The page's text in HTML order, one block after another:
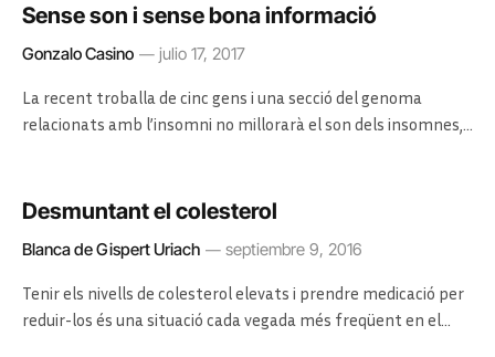
Sense son i sense bona informació
Gonzalo Casino julio 17, 2017
La recent troballa de cinc gens i una secció del genoma
relacionats amb l’insomni no millorarà el son dels insomnes,…
Desmuntant el colesterol
Blanca de Gispert Uriach septiembre 9, 2016
Tenir els nivells de colesterol elevats i prendre medicació per
reduir-los és una situació cada vegada més freqüent en el…